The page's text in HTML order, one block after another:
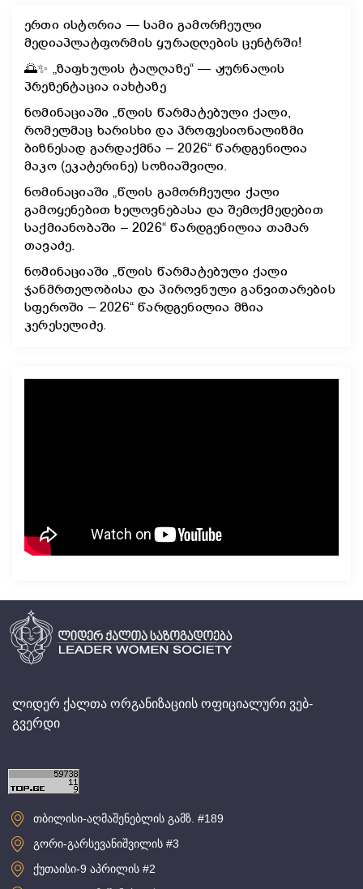
ერთი ისტორია — სამი გამორჩეული
მედიაპლატფორმის ყურადღების ცენტრში!
🌅✨ „ზაფხულის ტალღაზე“ — ჟურნალის
პრეზენტაცია იახტაზე
ნომინაციაში „წლის წარმატებული ქალი,
რომელმაც ხარისხი და პროფესიონალიზმი
ბიზნესად გარდაქმნა – 2026“ წარდგენილია
მაკო (ეკატერინე) სოზიაშვილი.
ნომინაციაში „წლის გამორჩეული ქალი
გამოყენებით ხელოვნებასა და შემოქმედებით
საქმიანობაში – 2026“ წარდგენილია თამარ
თავაძე.
ნომინაციაში „წლის წარმატებული ქალი
ჯანმრთელობისა და პიროვნული განვითარების
სფეროში – 2026“ წარდგენილია მზია
კერესელიძე.
ლიდერ ქალთა ორგანიზაციის ოფიციალური ვებ-
გვერდი
თბილისი-აღმაშენებლის გამზ. #189
გორი-გარსევანიშვილის #3
ქუთაისი-9 აპრილის #2